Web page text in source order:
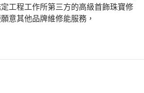
工程工作所第三方的高級首飾珠寶修
意其他品牌維修能服務，